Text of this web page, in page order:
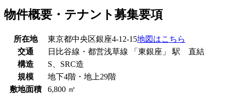
物件概要・テナント募集要項
所在地 東京都中央区銀座4-12-15地図はこちら
交通
日比谷線・都営浅草線 「東銀座」 駅 直結
構造
S、SRC造
規模
地下4階・地上29階
敷地面積
6,800 ㎡